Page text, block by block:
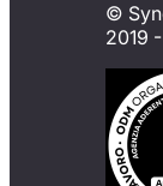
©
2019